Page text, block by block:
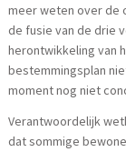
meer weten over de
de fusie van de drie
herontwikkeling van
bestemmingsplan
moment nog niet
Verantwoordelijk
dat sommige